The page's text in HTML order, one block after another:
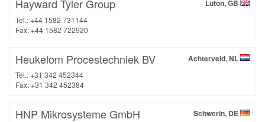
Luton, GB
Hayward Tyler Group
Tel.: +44 1582 731144
Fax: +44 1582 722920
Achterveld, NL
Heukelom Procestechniek BV
Tel.: +31 342 452344
Fax: +31 342 452384
Schwerin, DE
HNP Mikrosysteme GmbH